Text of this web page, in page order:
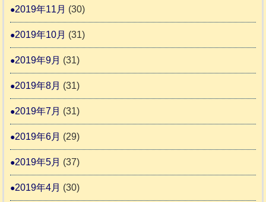
2019年11月 (30)
2019年10月 (31)
2019年9月 (31)
2019年8月 (31)
2019年7月 (31)
2019年6月 (29)
2019年5月 (37)
2019年4月 (30)